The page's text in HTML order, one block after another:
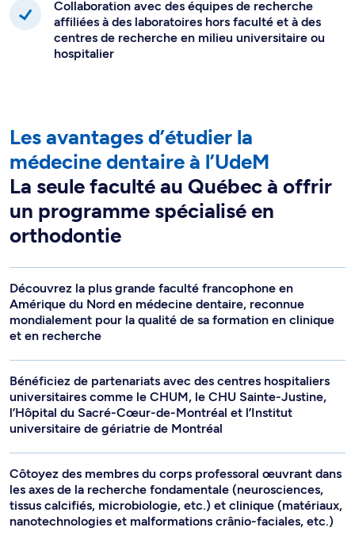
Collaboration avec des équipes de recherche
affiliées à des laboratoires hors faculté et à des
centres de recherche en milieu universitaire ou
hospitalier
Les avantages d’étudier la
médecine dentaire à l’UdeM
La seule faculté au Québec à offrir
un programme spécialisé en
orthodontie
Découvrez la plus grande faculté francophone en
Amérique du Nord en médecine dentaire, reconnue
mondialement pour la qualité de sa formation en clinique
et en recherche
Bénéficiez de partenariats avec des centres hospitaliers
universitaires comme le CHUM, le CHU Sainte-Justine,
l’Hôpital du Sacré-Cœur-de-Montréal et l’Institut
universitaire de gériatrie de Montréal
Côtoyez des membres du corps professoral œuvrant dans
les axes de la recherche fondamentale (neurosciences,
tissus calcifiés, microbiologie, etc.) et clinique (matériaux,
nanotechnologies et malformations crânio-faciales, etc.)